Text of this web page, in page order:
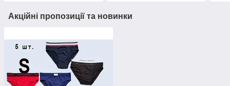
Акційні пропозиції та новинки